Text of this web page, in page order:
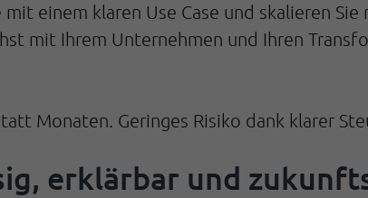
einem klaren Use Case und skalieren Sie
mit Ihrem Unternehmen und Ihren
Monaten. Geringes Risiko dank klarer
erklärbar und